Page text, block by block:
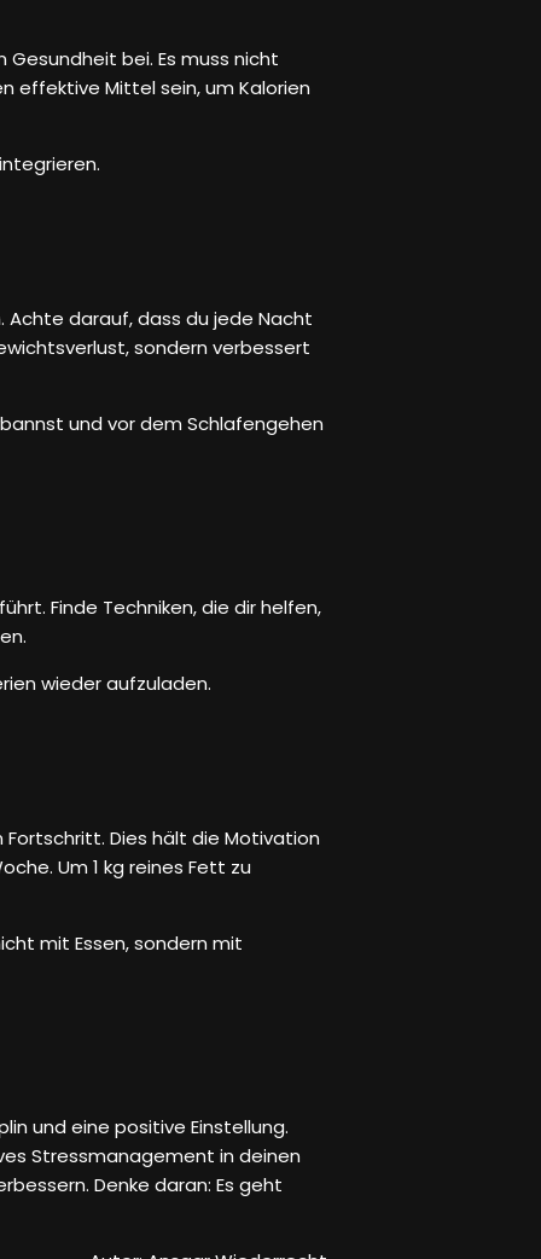
bei. Es muss nicht
effektive Mittel sein, um Kalorien
darauf, dass du jede Nacht
sondern verbessert
und vor dem Schlafengehen
Finde Techniken, die dir helfen,
wieder aufzuladen.
Dies hält die Motivation
Um 1 kg reines Fett zu
mit Essen, sondern mit
und eine positive Einstellung.
Stressmanagement in deinen
Denke daran: Es geht